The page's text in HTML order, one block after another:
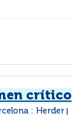
crítico
: Herder